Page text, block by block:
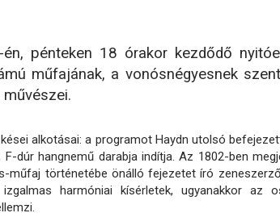
pénteken 18 órakor kezdődő
műfajának, a vonósnégyesnek
alkotásai: a programot Haydn utolsó
dúr hangnemű darabja indítja. Az 1802-ben
műfaj történetébe önálló fejezetet író
harmóniai kísérletek, ugyanakkor az